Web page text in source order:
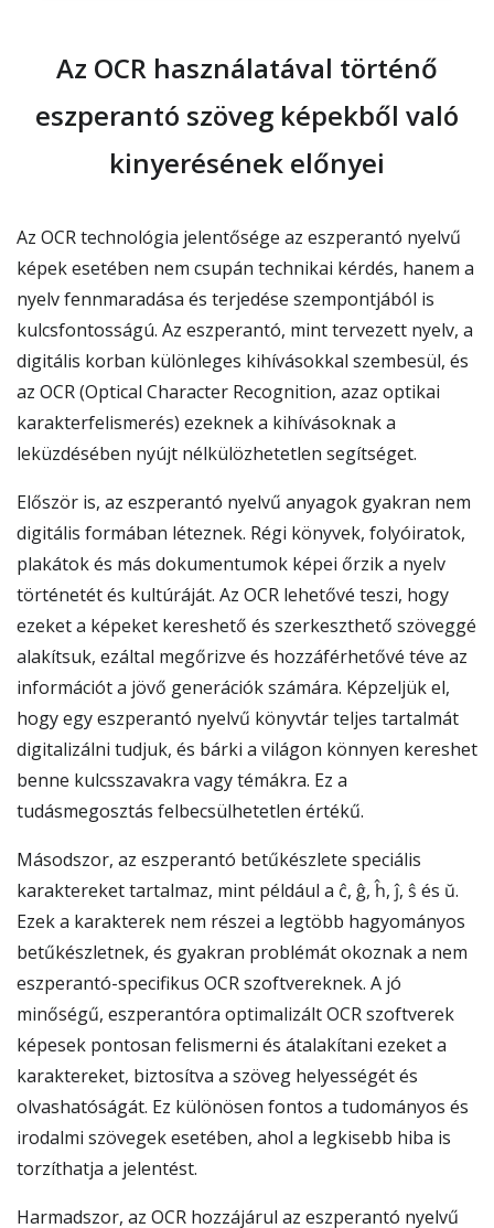
Az OCR használatával történő
eszperantó szöveg képekből való
kinyerésének előnyei
Az OCR technológia jelentősége az eszperantó nyelvű
képek esetében nem csupán technikai kérdés, hanem a
nyelv fennmaradása és terjedése szempontjából is
kulcsfontosságú. Az eszperantó, mint tervezett nyelv, a
digitális korban különleges kihívásokkal szembesül, és
az OCR (Optical Character Recognition, azaz optikai
karakterfelismerés) ezeknek a kihívásoknak a
leküzdésében nyújt nélkülözhetetlen segítséget.
Először is, az eszperantó nyelvű anyagok gyakran nem
digitális formában léteznek. Régi könyvek, folyóiratok,
plakátok és más dokumentumok képei őrzik a nyelv
történetét és kultúráját. Az OCR lehetővé teszi, hogy
ezeket a képeket kereshető és szerkeszthető szöveggé
alakítsuk, ezáltal megőrizve és hozzáférhetővé téve az
információt a jövő generációk számára. Képzeljük el,
hogy egy eszperantó nyelvű könyvtár teljes tartalmát
digitalizálni tudjuk, és bárki a világon könnyen kereshet
benne kulcsszavakra vagy témákra. Ez a
tudásmegosztás felbecsülhetetlen értékű.
Másodszor, az eszperantó betűkészlete speciális
karaktereket tartalmaz, mint például a ĉ, ĝ, ĥ, ĵ, ŝ és ŭ.
Ezek a karakterek nem részei a legtöbb hagyományos
betűkészletnek, és gyakran problémát okoznak a nem
eszperantó-specifikus OCR szoftvereknek. A jó
minőségű, eszperantóra optimalizált OCR szoftverek
képesek pontosan felismerni és átalakítani ezeket a
karaktereket, biztosítva a szöveg helyességét és
olvashatóságát. Ez különösen fontos a tudományos és
irodalmi szövegek esetében, ahol a legkisebb hiba is
torzíthatja a jelentést.
Harmadszor, az OCR hozzájárul az eszperantó nyelvű